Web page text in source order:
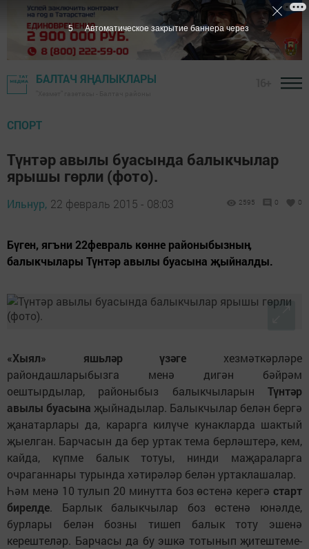
БАЛТАЧ ЯҢАЛЫКЛАРЫ
СПОРТ
Түнтәр авылы буасында балыкчылар
ярышы гөрли (фото).
Ильнур, 22 февраль 2015 - 08:03 2595 0 0
Бүген, ягъни 22февраль көнне районыбызныӊ
балыкчылары Түнтәр авылы буасына җыйналды.
«Хыял» яшьләр үзәге хезмәткәрләре
райондашларыбызга менә дигән бәйрәм
оештырдылар, районыбыз балыкчыларын Түнтәр
авылы буасына җыйнадылар. Балыкчылар белән бергә
җанатарлары да, карарга килүче кунакларда шактый
җыелган. Барчасын да бер уртак тема берләштерә, кем,
кайда, күпме балык тотуы, нинди маҗараларга
очраганнары турында хәтирәләр белән уртаклашалар.
Һәм менә 10 тулып 20 минутта боз өстенә керегә старт
бирелде. Барлык балыкчылар боз өстенә юнәлде,
бурлары белән бозны тишеп балык тоту эшенә
керештеләр. Барчасы да бу эшкә тотынып җитештеме-
4 Автоматическое закрытие баннера через